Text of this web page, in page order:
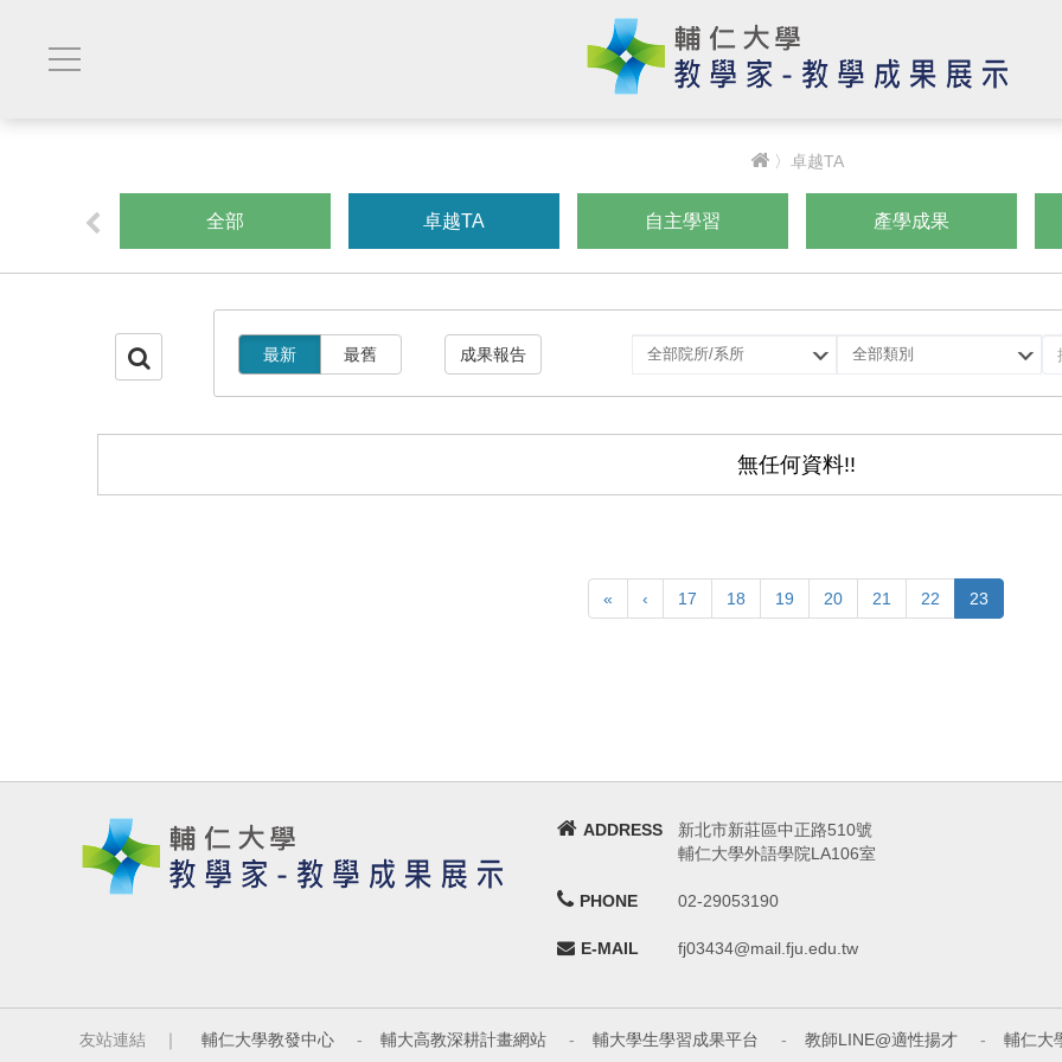
〉卓越TA
全部 卓越TA 自主學習 產學成果
最新 最舊 成果報告
選
院
選
類
無任何資料!!
« ‹ 17 18 19 20 21 22 23
ADDRESS
新北市新莊區中正路510號
輔仁大學外語學院LA106室
PHONE 02-29053190
E-MAIL fj03434@mail.fju.edu.tw
友站連結 ｜ 輔仁大學教發中心 - 輔大高教深耕計畫網站 - 輔大學生學習成果平台 - 教師LINE@適性揚才 - 輔仁大